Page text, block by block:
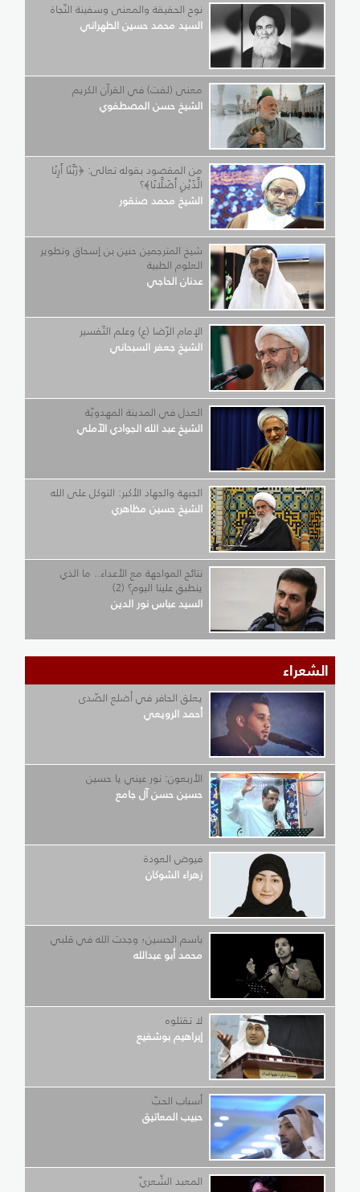
نوح الحقيقة والمعنى وسفينة النّجاة
السيد محمد حسين الطهراني
معنى (لفت) في القرآن الكريم
الشيخ حسن المصطفوي
من المقصود بقوله تعالى: ﴿رَبَّنَا أَرِنَا
الَّذَيْنِ أَضَلَّانَا﴾؟
الشيخ محمد صنقور
شيخ المترجمين حنين بن إسحاق وتطوير
العلوم الطبية
عدنان الحاجي
الإمام الرّضا (ع) وعلم التّفسير
الشيخ جعفر السبحاني
العدل في المدينة المهدويّة
الشيخ عبد الله الجوادي الآملي
الجبهة والجهاد الأكبر: التوكل على الله
الشيخ حسين مظاهري
نتائج المواجهة مع الأعداء.. ما الذي
ينطبق علينا اليوم؟ (2)
السيد عباس نور الدين
الشعراء
يعلق الحافر في أضلع الصّدى
أحمد الرويعي
الأربعون: نور عيني يا حسين
حسين حسن آل جامع
فيوض العودة
زهراء الشوكان
باسم الحسين؛ وجدت الله في قلبي
محمد أبو عبدالله
لا تقتلوه
إبراهيم بوشفيع
أسباب الحبّ
حبيب المعاتيق
المعبد الشّعريّ